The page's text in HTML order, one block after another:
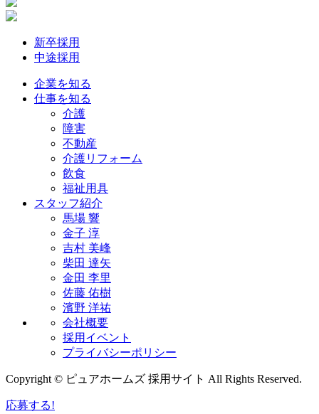
新卒採用
中途採用
企業を知る
仕事を知る
介護
障害
不動産
介護リフォーム
飲食
福祉用具
スタッフ紹介
馬場 響
金子 淳
吉村 美峰
柴田 達矢
金田 李里
佐藤 佑樹
濱野 洋祐
会社概要
採用イベント
プライバシーポリシー
Copyright © ピュアホームズ 採用サイト All Rights Reserved.
応募する!